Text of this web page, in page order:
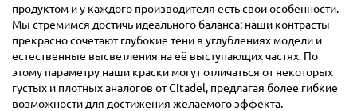
продуктом и у каждого производителя есть свои особенности.
Мы стремимся достичь идеального баланса: наши контрасты
прекрасно сочетают глубокие тени в углублениях модели и
естественные высветления на её выступающих частях. По
этому параметру наши краски могут отличаться от некоторых
густых и плотных аналогов от Citadel, предлагая более гибкие
возможности для достижения желаемого эффекта.